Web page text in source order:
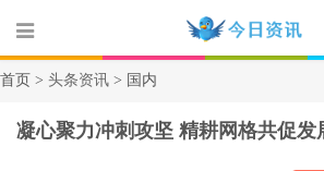
首页 > 头条资讯 > 国内
凝心聚力冲刺攻坚 精耕网格共促发